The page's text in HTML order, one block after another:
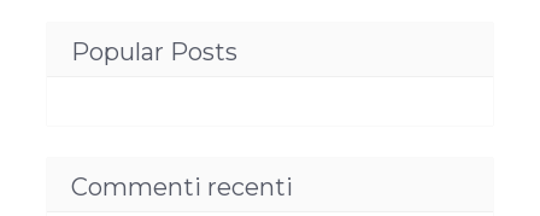
Popular Posts
Commenti recenti